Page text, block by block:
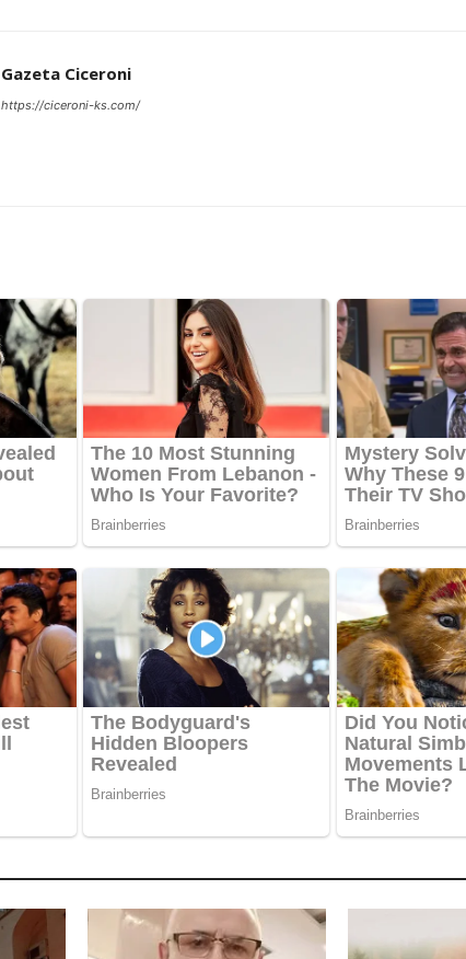
Gazeta Ciceroni
https://ciceroni-ks.com/